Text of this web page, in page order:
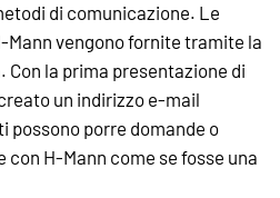
di comunicazione. Le
Mann vengono fornite tramite la
la prima presentazione di
un indirizzo e-mail
possono porre domande o
H-Mann come se fosse una